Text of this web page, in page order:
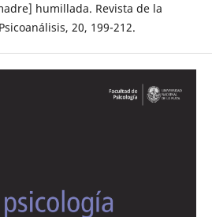
humillada. Revista de la
20, 199-212.